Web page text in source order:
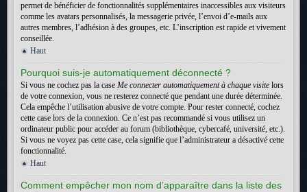
permet de bénéficier de fonctionnalités supplémentaires inaccessibles aux visiteurs
comme les avatars personnalisés, la messagerie privée, l’envoi d’e-mails aux
autres membres, l’adhésion à des groupes, etc. L’inscription est rapide et vivement
conseillée.
Haut
Pourquoi suis-je automatiquement déconnecté ?
Si vous ne cochez pas la case Me connecter automatiquement à chaque visite lors
de votre connexion, vous ne resterez connecté que pendant une durée déterminée.
Cela empêche l’utilisation abusive de votre compte. Pour rester connecté, cochez
cette case lors de la connexion. Ce n’est pas recommandé si vous utilisez un
ordinateur public pour accéder au forum (bibliothèque, cybercafé, université, etc.).
Si vous ne voyez pas cette case, cela signifie que l’administrateur a désactivé cette
fonctionnalité.
Haut
Comment empêcher mon nom d’apparaître dans la liste des